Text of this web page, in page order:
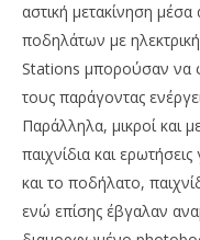
αστική μετακίνηση
ποδηλάτων με
Stations μπορούσαν να
τους παράγοντας
Παράλληλα, μικροί και
παιχνίδια και
και το ποδήλατο,
ενώ επίσης έβγαλαν